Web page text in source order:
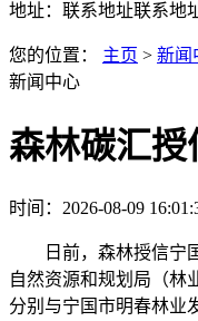
地址：联系地址联系地
您的位置： 主页 > 新闻
新闻中心
森林碳汇授
时间：2026-08-09
日前，森林授信宁国
自然资源和规划局（林
分别与宁国市明春林业